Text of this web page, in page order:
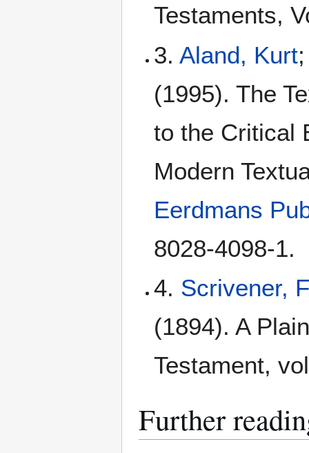
Testaments,
3. Aland, Kurt
(1995). The
to the Critical
Modern
Eerdmans
8028-4098-1.
4. Scrivener,
(1894). A
Testament,
Further